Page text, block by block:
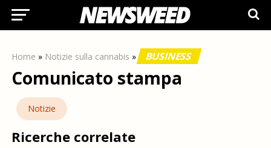
Home » Notizie sulla cannabis » BUSINESS
Comunicato stampa
Notizie
Ricerche correlate